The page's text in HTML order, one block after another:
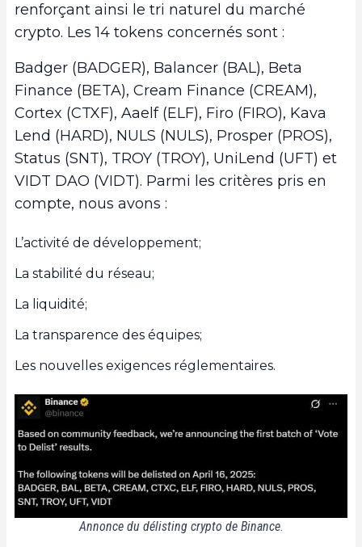
renforçant ainsi le tri naturel du marché
crypto. Les 14 tokens concernés sont :
Badger (BADGER), Balancer (BAL), Beta
Finance (BETA), Cream Finance (CREAM),
Cortex (CTXF), Aaelf (ELF), Firo (FIRO), Kava
Lend (HARD), NULS (NULS), Prosper (PROS),
Status (SNT), TROY (TROY), UniLend (UFT) et
VIDT DAO (VIDT). Parmi les critères pris en
compte, nous avons :
L’activité de développement;
La stabilité du réseau;
La liquidité;
La transparence des équipes;
Les nouvelles exigences réglementaires.
Annonce du délisting crypto de Binance.